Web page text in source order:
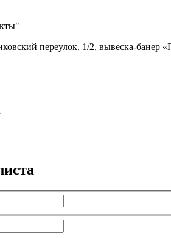
переулок, 1/2, вывеска-банер